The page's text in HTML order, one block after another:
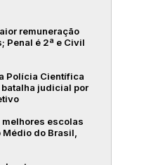
remuneração
Penal é 2ª e Civil
Polícia Científica
judicial por
melhores escolas
do Brasil,